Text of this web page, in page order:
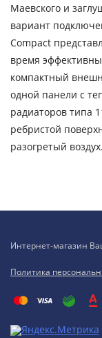
Маевского и
вариант
Compact
время
компактный
одной панели с
радиаторов типа
ребристой
разогретый воздух.
Интернет-магазин
Политика